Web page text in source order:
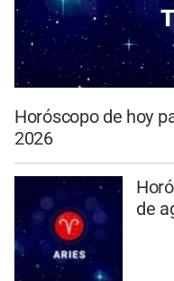
Horóscopo de hoy
2026
de